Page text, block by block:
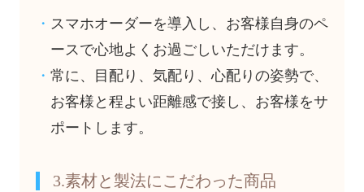
スマホオーダーを導入し、お客様自身のペ
ースで心地よくお過ごしいただけます。
常に、目配り、気配り、心配りの姿勢で、
お客様と程よい距離感で接し、お客様をサ
ポートします。
3.素材と製法にこだわった商品